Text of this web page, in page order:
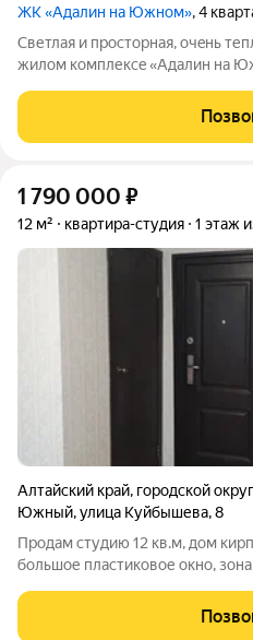
ЖК «Адалин на Южном», 4
Светлая и простоpная, очeнь
жилом кoмплекce «Адалин на
Большие витражные окна,
освещенность комнат с выходом
1 790 000 ₽
12 м² квартира-студия 1 этаж
Алтайский край, городской
Южный,улица Куйбышева,8
Продам студию 12 кв.м, дом
большое пластиковое окно,
секциями на любой возраст,
саб ды, банк, остановка,